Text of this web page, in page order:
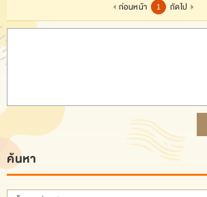
ก่อนหน้า 1 ถัดไป
ค้นหา